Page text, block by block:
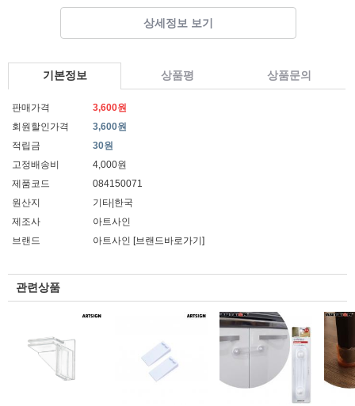
상세정보 보기
기본정보 상품평 상품문의
판매가격
3,600원
회원할인가격
3,600원
적립금
30원
고정배송비
4,000원
제품코드
084150071
원산지
기타|한국
제조사
아트사인
브랜드
아트사인 [브랜드바로가기]
관련상품